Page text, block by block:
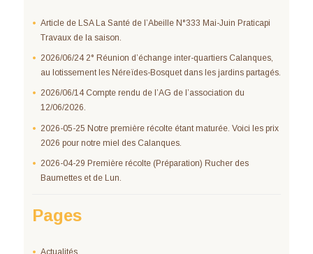
Article de LSA La Santé de l’Abeille N°333 Mai-Juin Praticapi
Travaux de la saison.
2026/06/24 2° Réunion d’échange inter-quartiers Calanques,
au lotissement les Néreïdes-Bosquet dans les jardins partagés.
2026/06/14 Compte rendu de l’AG de l’association du
12/06/2026.
2026-05-25 Notre première récolte étant maturée. Voici les prix
2026 pour notre miel des Calanques.
2026-04-29 Première récolte (Préparation) Rucher des
Baumettes et de Lun.
Pages
Actualités